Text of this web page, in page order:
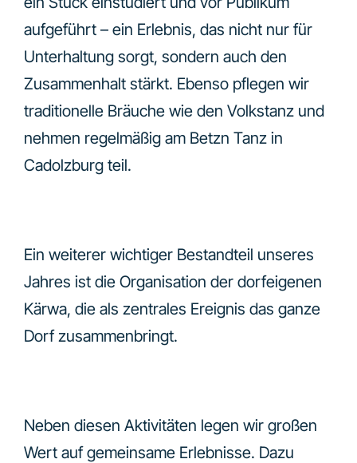
aufgeführt – ein Erlebnis, das nicht nur für
Unterhaltung sorgt, sondern auch den
Zusammenhalt stärkt. Ebenso pflegen wir
traditionelle Bräuche wie den Volkstanz und
nehmen regelmäßig am Betzn Tanz in
Cadolzburg teil.
Ein weiterer wichtiger Bestandteil unseres
Jahres ist die Organisation der dorfeigenen
Kärwa, die als zentrales Ereignis das ganze
Dorf zusammenbringt.
Neben diesen Aktivitäten legen wir großen
Wert auf gemeinsame Erlebnisse. Dazu